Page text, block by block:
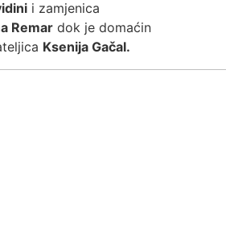
i zamjenica
Remar dok je domaćin
Ksenija Gačal.